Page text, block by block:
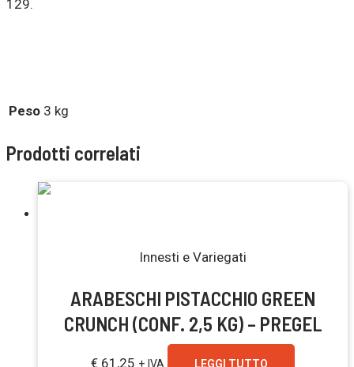
129.
Peso 3 kg
Prodotti correlati
Innesti e Variegati
ARABESCHI PISTACCHIO GREEN
CRUNCH (CONF. 2,5 KG) – PREGEL
€ 61,25 + IVA LEGGI TUTTO